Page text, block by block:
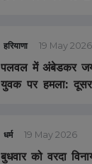
हरियाणा 19 May 2026
पलवल में अंबेडकर
युवक पर हमला:
धर्म 19 May 2026
बुधवार को वरदा